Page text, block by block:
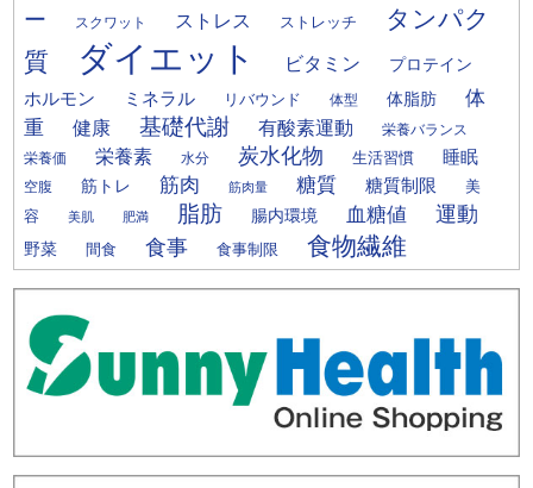
ー
スクワット ストレス ストレッチ
タンパク
質
ダイエット ビタミン
プロテイン
ホルモン
ミネラル リバウンド 体型 体脂肪
体
重
健康 基礎代謝 有酸素運動 栄養バランス
栄養価 栄養素 水分 炭水化物 生活習慣 睡眠
空腹 筋トレ 筋肉 筋肉量 糖質 糖質制限
美
容
美肌 肥満 脂肪 腸内環境 血糖値 運動
野菜 間食 食事 食事制限 食物繊維